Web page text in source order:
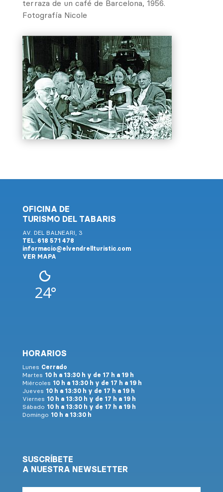
terraza de un café de Barcelona, ​​1956.
Fotografía Nicole
OFICINA DE
TURISMO DEL TABARIS
AV. DEL BALNEARI, 3
TEL. 618 571 478
informacio@elvendrellturistic.com
VER MAPA
24°
HORARIOS
Lunes Cerrado
Martes 10 h a 13:30 h y de 17 h a 19 h
Miércoles 10 h a 13:30 h y de 17 h a 19 h
Jueves 10 h a 13:30 h y de 17 h a 19 h
Viernes 10 h a 13:30 h y de 17 h a 19 h
Sábado 10 h a 13:30 h y de 17 h a 19 h
Domingo 10 h a 13:30 h
SUSCRÍBETE
A NUESTRA NEWSLETTER